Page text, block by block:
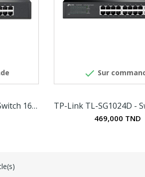
TP-Link TL-SG1016D - Switch 16 ports Gigabit
 Sur
469,000 TND